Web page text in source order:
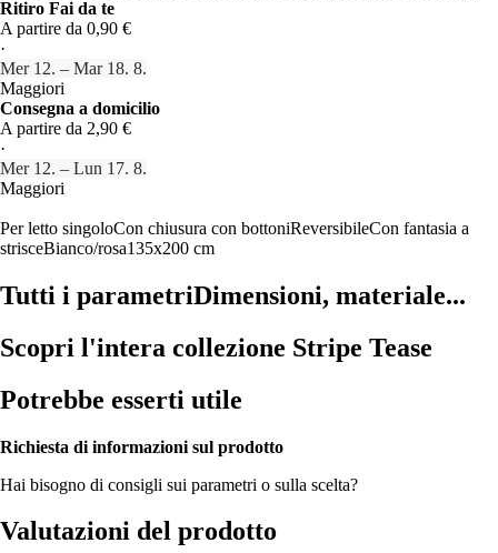
Ritiro Fai da te
A partire da 0,90 €
·
Mer 12. – Mar 18. 8.
Maggiori
Consegna a domicilio
A partire da 2,90 €
·
Mer 12. – Lun 17. 8.
Maggiori
Per letto singoloCon chiusura con bottoniReversibileCon fantasia a
strisceBianco/rosa135x200 cm
Tutti i parametriDimensioni, materiale...
Scopri l'intera collezione Stripe Tease
Potrebbe esserti utile
Richiesta di informazioni sul prodotto
Hai bisogno di consigli sui parametri o sulla scelta?
Valutazioni del prodotto